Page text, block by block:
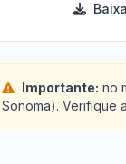
Importante: no
Sonoma). Verifique